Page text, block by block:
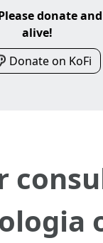
donate
alive!
Donate on KoFi